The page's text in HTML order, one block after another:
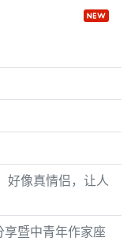
好像真情侣，让人
暨中青年作家座